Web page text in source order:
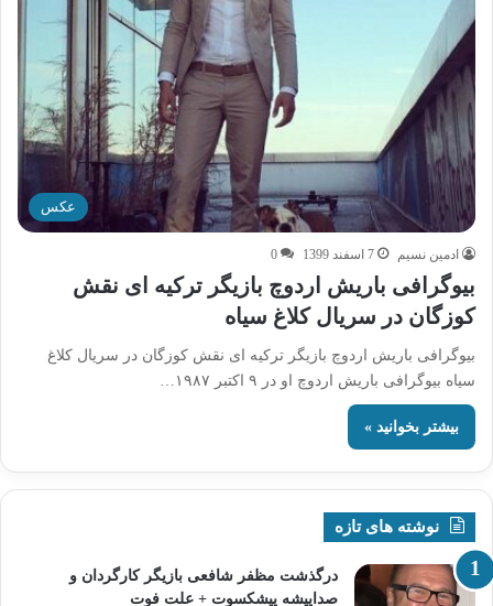
عکس
ادمین نسیم 7 اسفند 1399 0
بیوگرافی باریش اردوچ بازیگر ترکیه ای نقش
کوزگان در سریال کلاغ سیاه
بیوگرافی باریش اردوچ بازیگر ترکیه ای نقش کوزگان در سریال کلاغ
سیاه بیوگرافی باریش اردوچ او در ۹ اکتبر ۱۹۸۷…
بیشتر بخوانید »
نوشته های تازه
درگذشت مظفر شافعی بازیگر کارگردان و
صداپیشه پیشکسوت + علت فوت